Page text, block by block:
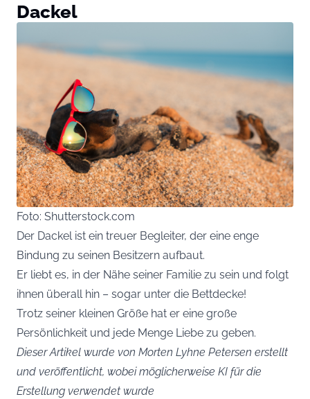
Dackel
Foto: Shutterstock.com
Der Dackel ist ein treuer Begleiter, der eine enge
Bindung zu seinen Besitzern aufbaut.
Er liebt es, in der Nähe seiner Familie zu sein und folgt
ihnen überall hin – sogar unter die Bettdecke!
Trotz seiner kleinen Größe hat er eine große
Persönlichkeit und jede Menge Liebe zu geben.
Dieser Artikel wurde von Morten Lyhne Petersen erstellt
und veröffentlicht, wobei möglicherweise KI für die
Erstellung verwendet wurde